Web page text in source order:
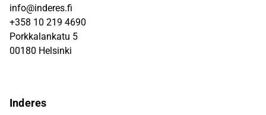
info@inderes.fi
+358 10 219 4690
Porkkalankatu 5
00180 Helsinki
Inderes